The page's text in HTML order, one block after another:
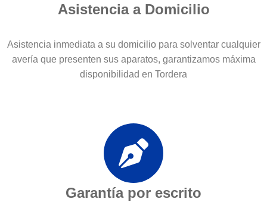
Asistencia a Domicilio
Asistencia inmediata a su domicilio para solventar cualquier
avería que presenten sus aparatos, garantizamos máxima
disponibilidad en Tordera
Garantía por escrito